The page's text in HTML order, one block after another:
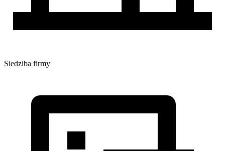
Siedziba firmy